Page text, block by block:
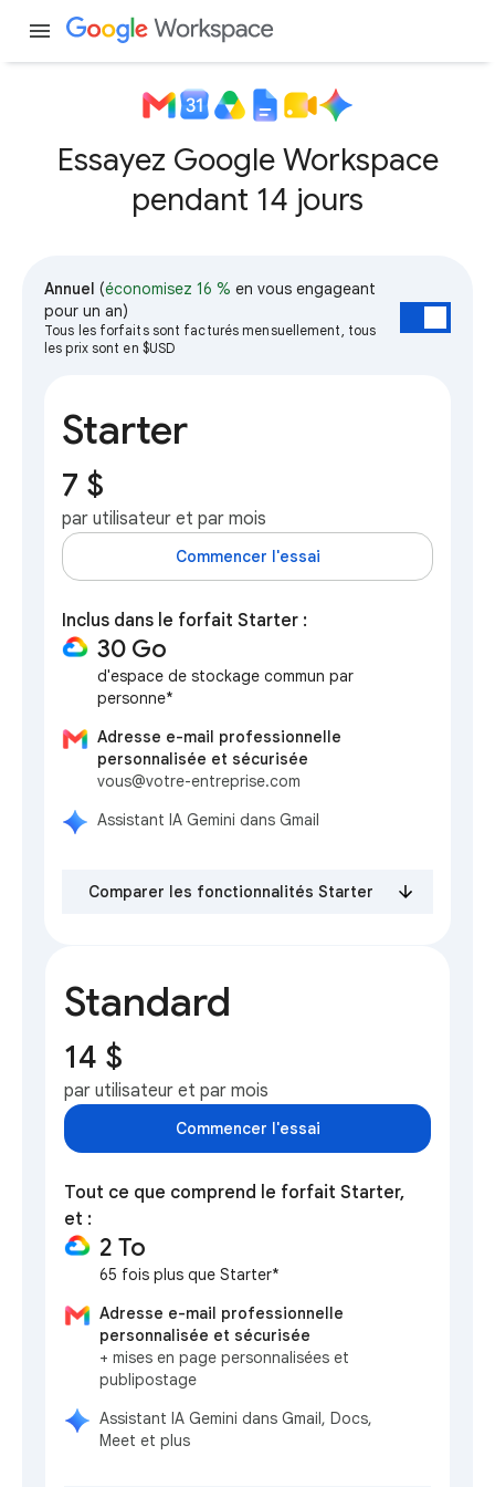
menu
Essayez Google Workspace
pendant 14 jours
Annuel (économisez 16 % en vous engageant
pour un an)
Tous les forfaits sont facturés mensuellement, tous
les prix sont en $USD
Starter
7 $
par utilisateur et par mois
Commencer l'essai
Inclus dans le forfait Starter :
30 Go
d'espace de stockage commun par
personne*
Adresse e-mail professionnelle
personnalisée et sécurisée
vous@votre-entreprise.com
Assistant IA Gemini dans Gmail
Comparer les fonctionnalités Starter
Standard
14 $
par utilisateur et par mois
Commencer l'essai
Tout ce que comprend le forfait Starter,
et :
2 To
65 fois plus que Starter*
Adresse e-mail professionnelle
personnalisée et sécurisée
+ mises en page personnalisées et
publipostage
Assistant IA Gemini dans Gmail, Docs,
Meet et plus